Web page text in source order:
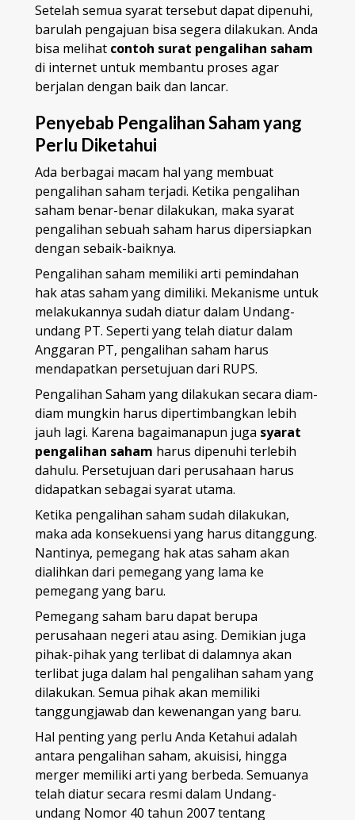
Setelah semua syarat tersebut dapat dipenuhi,
barulah pengajuan bisa segera dilakukan. Anda
bisa melihat contoh surat pengalihan saham
di internet untuk membantu proses agar
berjalan dengan baik dan lancar.
Penyebab Pengalihan Saham yang
Perlu Diketahui
Ada berbagai macam hal yang membuat
pengalihan saham terjadi. Ketika pengalihan
saham benar-benar dilakukan, maka syarat
pengalihan sebuah saham harus dipersiapkan
dengan sebaik-baiknya.
Pengalihan saham memiliki arti pemindahan
hak atas saham yang dimiliki. Mekanisme untuk
melakukannya sudah diatur dalam Undang-
undang PT. Seperti yang telah diatur dalam
Anggaran PT, pengalihan saham harus
mendapatkan persetujuan dari RUPS.
Pengalihan Saham yang dilakukan secara diam-
diam mungkin harus dipertimbangkan lebih
jauh lagi. Karena bagaimanapun juga syarat
pengalihan saham harus dipenuhi terlebih
dahulu. Persetujuan dari perusahaan harus
didapatkan sebagai syarat utama.
Ketika pengalihan saham sudah dilakukan,
maka ada konsekuensi yang harus ditanggung.
Nantinya, pemegang hak atas saham akan
dialihkan dari pemegang yang lama ke
pemegang yang baru.
Pemegang saham baru dapat berupa
perusahaan negeri atau asing. Demikian juga
pihak-pihak yang terlibat di dalamnya akan
terlibat juga dalam hal pengalihan saham yang
dilakukan. Semua pihak akan memiliki
tanggungjawab dan kewenangan yang baru.
Hal penting yang perlu Anda Ketahui adalah
antara pengalihan saham, akuisisi, hingga
merger memiliki arti yang berbeda. Semuanya
telah diatur secara resmi dalam Undang-
undang Nomor 40 tahun 2007 tentang